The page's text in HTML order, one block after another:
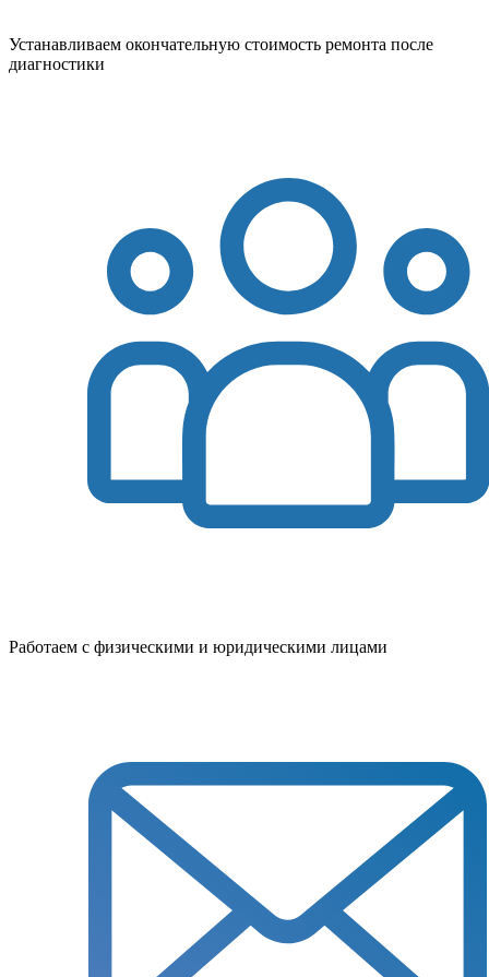
Устанавливаем окончательную стоимость ремонта после
диагностики
Работаем с физическими и юридическими лицами